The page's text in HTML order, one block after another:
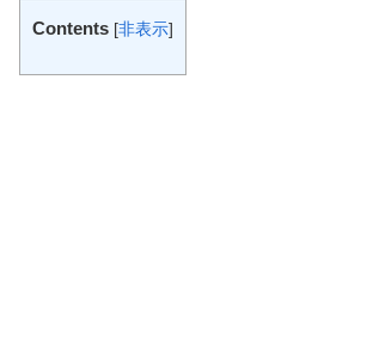
Contents [非表示]